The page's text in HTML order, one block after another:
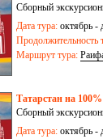
Сборный
Дата тура: октябрь -
Продолжительность
Маршрут тура:
Татарстан на
Сборный
Дата тура: октябрь -